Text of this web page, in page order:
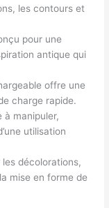
les contours et
pour une
antique qui
offre une
charge rapide.
à manipuler,
utilisation
décolorations,
mise en forme de